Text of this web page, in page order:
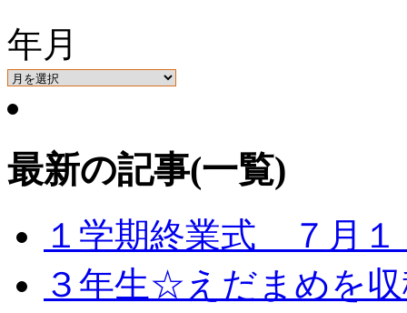
年月
最新の記事(一覧)
１学期終業式 ７月１
３年生☆えだまめを